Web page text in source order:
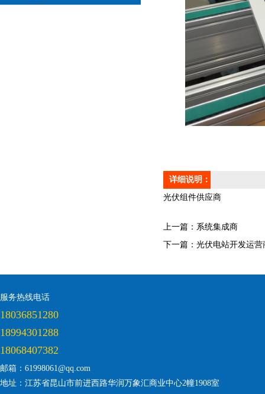
详细说明：
光伏组件供应商
上一篇： 系统集成商
下一篇： 光伏电站开发运营
服务热线电话
18036851280
18994301288
18068407382
邮箱：61998061@qq.com
地址：江苏省昆山市前进西路华润万象汇商业中心2幢1908室